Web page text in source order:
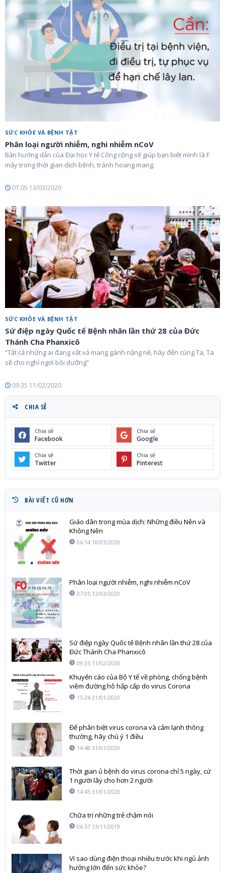
SỨC KHỎE VÀ BỆNH TẬT
Phân loại người nhiễm, nghi nhiễm nCoV
Bản hướng dẫn của Đại học Y tế Công cộng sẽ giúp bạn biết mình là F
mấy trong thời gian dịch bệnh, tránh hoang mang.
07:05 13/03/2020
SỨC KHỎE VÀ BỆNH TẬT
Sứ điệp ngày Quốc tế Bệnh nhân lần thứ 28 của Đức
Thánh Cha Phanxicô
“Tất cả những ai đang vất vả mang gánh nặng nề, hãy đến cùng Ta, Ta
sẽ cho nghỉ ngơi bồi dưỡng”
09:35 11/02/2020
CHIA SẺ
Chia sẻ
Facebook
Chia sẻ
Google
Chia sẻ
Twitter
Chia sẻ
Pinterest
BÀI VIẾT CŨ HƠN
Giáo dân trong mùa dịch: Những điều Nên và
Không Nên
06:14 18/03/2020
Phân loại người nhiễm, nghi nhiễm nCoV
07:05 13/03/2020
Sứ điệp ngày Quốc tế Bệnh nhân lần thứ 28 của
Đức Thánh Cha Phanxicô
09:35 11/02/2020
Khuyến cáo của Bộ Y tế về phòng, chống bệnh
viêm đường hô hấp cấp do virus Corona
15:24 31/01/2020
Để phân biệt virus corona và cảm lạnh thông
thường, hãy chú ý 1 điều
14:48 31/01/2020
Thời gian ủ bệnh do virus corona chỉ 5 ngày, cứ
1 người lây cho hơn 2 người
14:43 31/01/2020
Chữa trị những trẻ chậm nói
06:57 13/11/2019
Vì sao dùng điện thoại nhiều trước khi ngủ ảnh
hưởng lớn đến sức khỏe?